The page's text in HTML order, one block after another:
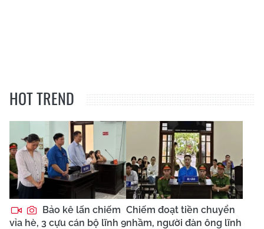
HOT TREND
Bảo kê lấn chiếm
vỉa hè, 3 cựu cán bộ lĩnh 9
Chiếm đoạt tiền chuyển
nhầm, người đàn ông lĩnh